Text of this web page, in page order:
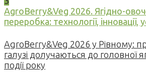
AgroBerry&Veg 2026. Ягідно-
переробка: технології, інновації,
AgroBerry&Veg 2026 у Рівному:
галузі долучаються до головної
події року